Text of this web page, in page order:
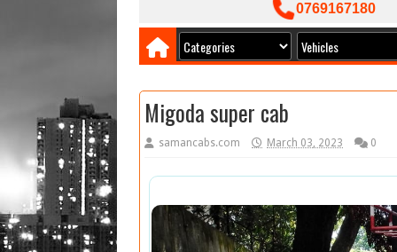
0769167180
Migoda super cab
samancabs.com March 03, 2023 0